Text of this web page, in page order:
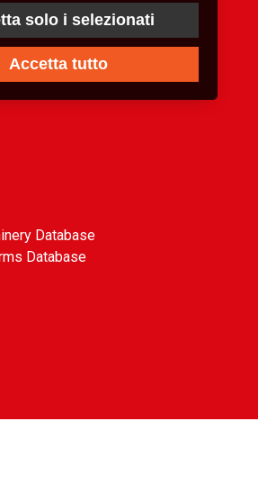
Database
Database
solo i selezionati
Accetta tutto